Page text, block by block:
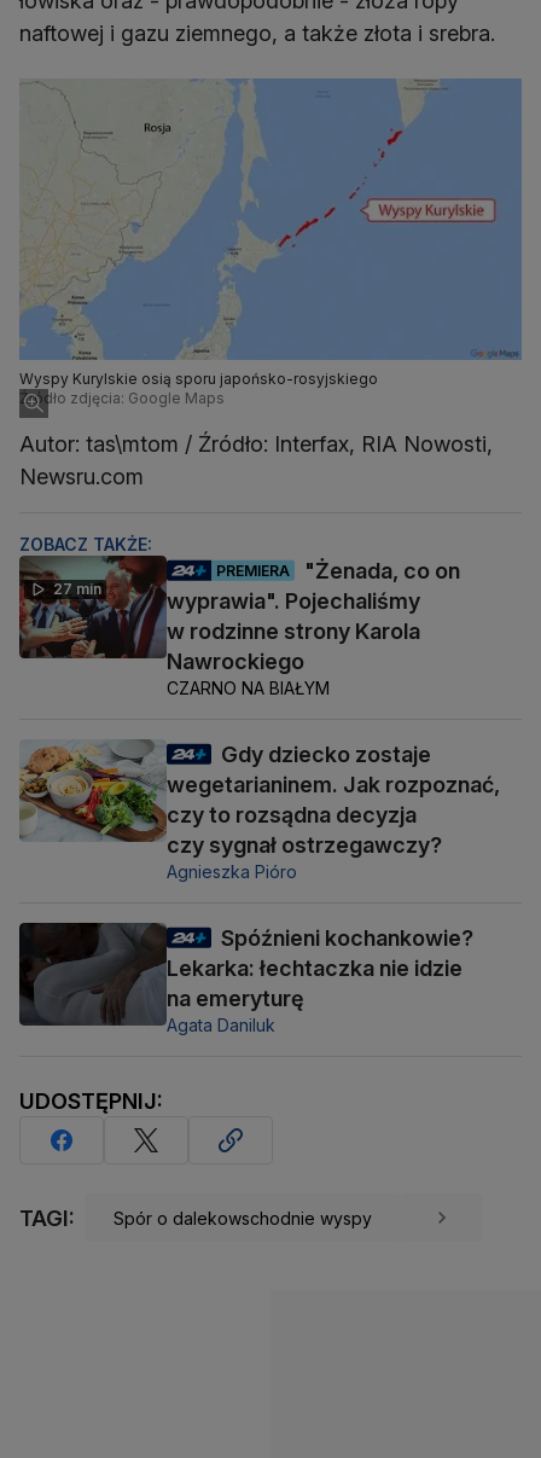
naftowej i gazu ziemnego, a także złota i srebra.
Wyspy Kurylskie osią sporu japońsko-rosyjskiego
Źródło zdjęcia: Google Maps
Autor: tas\mtom / Źródło: Interfax, RIA Nowosti,
Newsru.com
ZOBACZ TAKŻE:
27 min
PREMIERA
"Żenada, co on
wyprawia". Pojechaliśmy
w rodzinne strony Karola
Nawrockiego
CZARNO NA BIAŁYM
Gdy dziecko zostaje
wegetarianinem. Jak rozpoznać,
czy to rozsądna decyzja
czy sygnał ostrzegawczy?
Agnieszka Pióro
Spóźnieni kochankowie?
Lekarka: łechtaczka nie idzie
na emeryturę
Agata Daniluk
UDOSTĘPNIJ:
TAGI: Spór o dalekowschodnie wyspy